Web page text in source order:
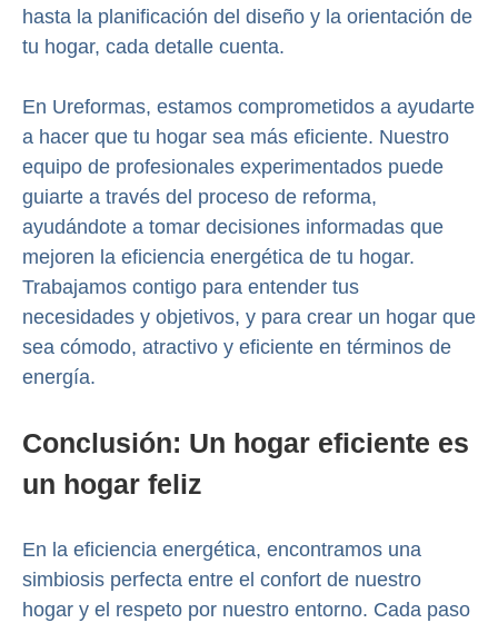
hasta la planificación del diseño y la orientación de
tu hogar, cada detalle cuenta.
En Ureformas, estamos comprometidos a ayudarte
a hacer que tu hogar sea más eficiente. Nuestro
equipo de profesionales experimentados puede
guiarte a través del proceso de reforma,
ayudándote a tomar decisiones informadas que
mejoren la eficiencia energética de tu hogar.
Trabajamos contigo para entender tus
necesidades y objetivos, y para crear un hogar que
sea cómodo, atractivo y eficiente en términos de
energía.
Conclusión: Un hogar eficiente es
un hogar feliz
En la eficiencia energética, encontramos una
simbiosis perfecta entre el confort de nuestro
hogar y el respeto por nuestro entorno. Cada paso